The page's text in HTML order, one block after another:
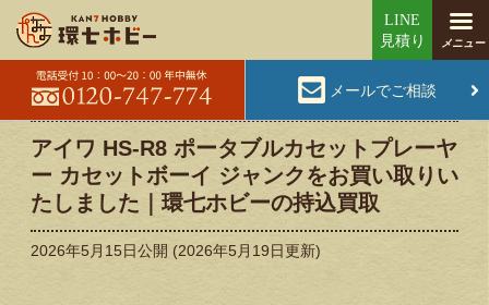
メールでご相談
アイワ HS-R8 ポータブルカセットプレーヤ
ー カセットボーイ ジャンクをお買い取りい
たしました｜環七ホビーの持込買取
2026年5月15日公開 (2026年5月19日更新)